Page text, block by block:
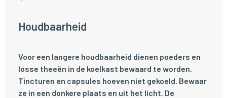
Houdbaarheid
Voor een langere houdbaarheid dienen poeders en
losse theeën in de koelkast bewaard te worden.
Tincturen en capsules hoeven niet gekoeld. Bewaar
ze in een donkere plaats en uit het licht. De